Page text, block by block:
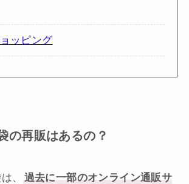
ッピング
の再販はあるの？
、
過去に一部のオンライン通販サ